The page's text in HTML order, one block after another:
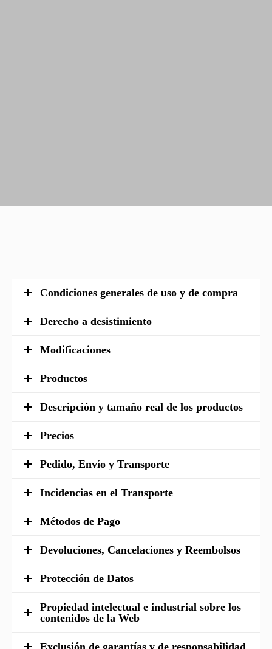
Condiciones generales de uso y de compra
Derecho a desistimiento
Modificaciones
Productos
Descripción y tamaño real de los productos
Precios
Pedido, Envío y Transporte
Incidencias en el Transporte
Métodos de Pago
Devoluciones, Cancelaciones y Reembolsos
Protección de Datos
Propiedad intelectual e industrial sobre los
contenidos de la Web